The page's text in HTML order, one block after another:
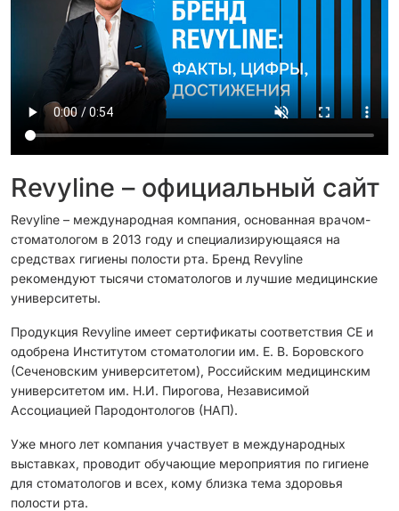
Revyline – официальный сайт
Revyline – международная компания, основанная врачом-
стоматологом в 2013 году и специализирующаяся на
средствах гигиены полости рта. Бренд Revyline
рекомендуют тысячи стоматологов и лучшие медицинские
университеты.
Продукция Revyline имеет сертификаты соответствия CЕ и
одобрена Институтом стоматологии им. Е. В. Боровского
(Сеченовским университетом), Российским медицинским
университетом им. Н.И. Пирогова, Независимой
Ассоциацией Пародонтологов (НАП).
Уже много лет компания участвует в международных
выставках, проводит обучающие мероприятия по гигиене
для стоматологов и всех, кому близка тема здоровья
полости рта.